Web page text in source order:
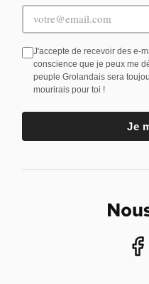
J'accepte de recevoir des e-
conscience que je peux me
peuple Grolandais sera
mourirais pour toi !
Je